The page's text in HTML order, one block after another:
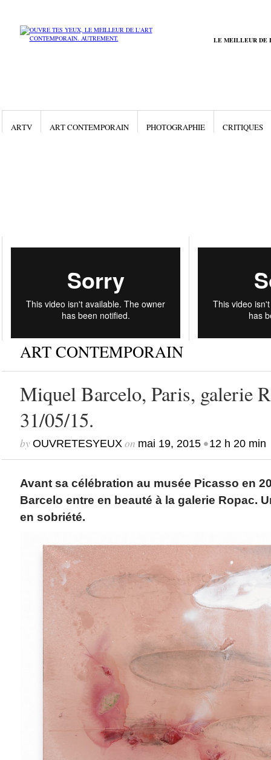
LE MEILLEUR DE
Gallery
ARTV ART CONTEMPORAIN PHOTOGRAPHIE CRITIQUES
ART CONTEMPORAIN
Miquel Barcelo, Paris, galerie
31/05/15.
by OUVRETESYEUXon mai 19, 2015•12 h 20 min
Avant sa célébration au musée Picasso en
Barcelo entre en beauté à la galerie Ropac.
en sobriété.